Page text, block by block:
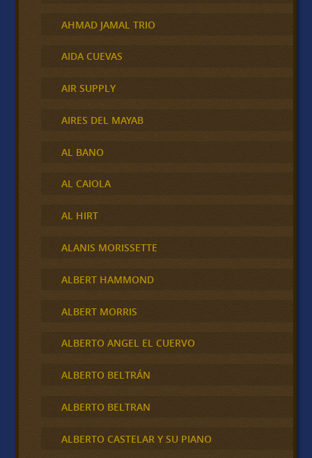
AHMAD JAMAL TRIO
AIDA CUEVAS
AIR SUPPLY
AIRES DEL MAYAB
AL BANO
AL CAIOLA
AL HIRT
ALANIS MORISSETTE
ALBERT HAMMOND
ALBERT MORRIS
ALBERTO ANGEL EL CUERVO
ALBERTO BELTRÁN
ALBERTO BELTRAN
ALBERTO CASTELAR Y SU PIANO